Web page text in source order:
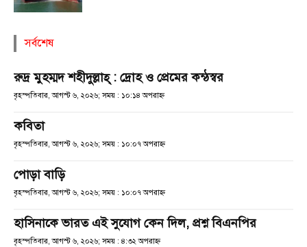
সর্বশেষ
রুদ্র মুহম্মদ শহীদুল্লাহ্ : দ্রোহ ও প্রেমের কন্ঠস্বর
বৃহস্পতিবার, আগস্ট ৬, ২০২৬; সময় : ১০:১৪ অপরাহ্ণ
কবিতা
বৃহস্পতিবার, আগস্ট ৬, ২০২৬; সময় : ১০:০৭ অপরাহ্ণ
পোড়া বাড়ি
বৃহস্পতিবার, আগস্ট ৬, ২০২৬; সময় : ১০:০৭ অপরাহ্ণ
হাসিনাকে ভারত এই সুযোগ কেন দিল, প্রশ্ন বিএনপির
বৃহস্পতিবার, আগস্ট ৬, ২০২৬; সময় : ৪:৩২ অপরাহ্ণ